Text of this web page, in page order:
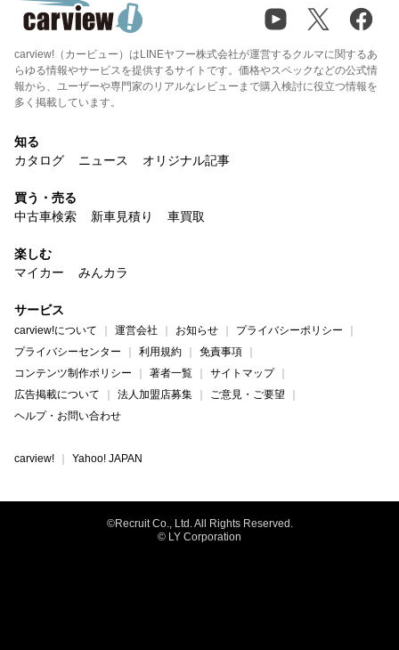
carview!（カービュー）はLINEヤフー株式会社が運営するクルマに関するあ
らゆる情報やサービスを提供するサイトです。価格やスペックなどの公式情
報から、ユーザーや専門家のリアルなレビューまで購入検討に役立つ情報を
多く掲載しています。
知る
カタログ
ニュース オリジナル記事
買う・売る
中古車検索
新車見積り 車買取
楽しむ
マイカー
みんカラ
サービス
carview!について 運営会社 お知らせ
プライバシーポリシー
プライバシーセンター
利用規約
免責事項
コンテンツ制作ポリシー
著者一覧
サイトマップ
広告掲載について
法人加盟店募集
ご意見・ご要望
ヘルプ・お問い合わせ
carview! Yahoo! JAPAN
©Recruit Co., Ltd. All Rights Reserved.
© LY Corporation